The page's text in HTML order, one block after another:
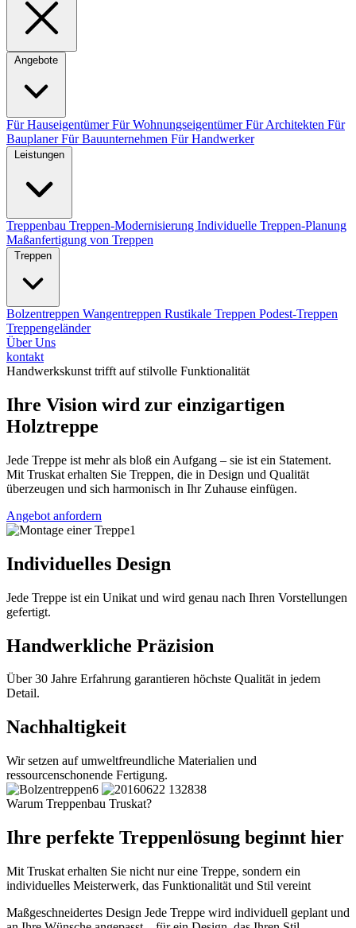
Angebote
Für HauseigentümerFür WohnungseigentümerFür Architekten Für
BauplanerFür Bauunternehmen Für Handwerker
Leistungen
Treppenbau Treppen-Modernisierung Individuelle Treppen-Planung
Maßanfertigung von Treppen
Treppen
Bolzentreppen Wangentreppen Rustikale Treppen Podest-Treppen
Treppengeländer
Über Uns
kontakt
Handwerkskunst trifft auf stilvolle Funktionalität
Ihre Vision wird zur einzigartigen
Holztreppe
Jede Treppe ist mehr als bloß ein Aufgang – sie ist ein Statement.
Mit Truskat erhalten Sie Treppen, die in Design und Qualität
überzeugen und sich harmonisch in Ihr Zuhause einfügen.
Angebot anfordern
Individuelles Design
Jede Treppe ist ein Unikat und wird genau nach Ihren Vorstellungen
gefertigt.
Handwerkliche Präzision
Über 30 Jahre Erfahrung garantieren höchste Qualität in jedem
Detail.
Nachhaltigkeit
Wir setzen auf umweltfreundliche Materialien und
ressourcenschonende Fertigung.
Warum Treppenbau Truskat?
Ihre perfekte Treppenlösung beginnt hier
Mit Truskat erhalten Sie nicht nur eine Treppe, sondern ein
individuelles Meisterwerk, das Funktionalität und Stil vereint
Maßgeschneidertes Design Jede Treppe wird individuell geplant und